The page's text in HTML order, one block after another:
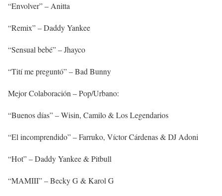
“Envolver” – Anitta
“Remix” – Daddy Yankee
“Sensual bebé” – Jhayco
“Tití me preguntó” – Bad Bunny
Mejor Colaboración – Pop/Urbano:
“Buenos días” – Wisin, Camilo & Los Legendarios
“El incomprendido” – Farruko, Víctor Cárdenas & DJ Adoni
“Hot” – Daddy Yankee & Pitbull
“MAMIII” – Becky G & Karol G